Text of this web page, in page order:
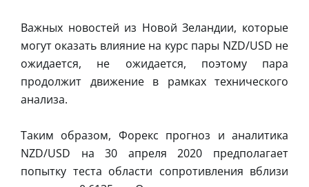
Важных новостей из Новой Зеландии, которые
могут оказать влияние на курс пары NZD/USD не
ожидается, не ожидается, поэтому пара
продолжит движение в рамках технического
анализа.
Таким образом, Форекс прогноз и аналитика
NZD/USD на 30 апреля 2020 предполагает
попытку теста области сопротивления вблизи